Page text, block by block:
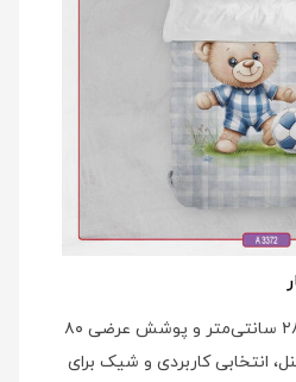
پرده پانچی با ارتفاع تا ۲۸۰ سانتی‌متر و پوشش عرضی ۸۰
پنل، انتخابی کاربردی و شیک برای